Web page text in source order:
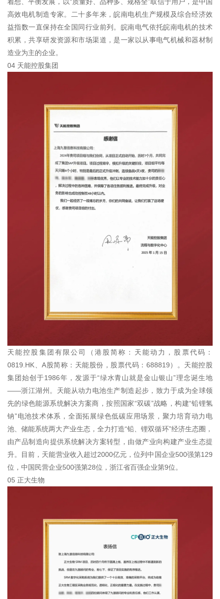
高效电机制造专家。二十多年来，皖南电机生产规模及综合经济效
益指数一直保持在全国同行业前列。皖南电气依托皖南电机的技术
积累，共享研发资源和市场渠道，是一家以从事电气机械和器材制
造业为主的企业。
04 天能控股集团
天能控股集团有限公司（港股简称：天能动力，股票代码：
0819.HK、A股简称：天能股份，股票代码：688819）。天能控股
集团始创于1986年，发源于“绿水青山就是金山银山”理念诞生地
——浙江湖州。天能从动力电池生产制造起步，致力于成为全球领
先的绿色能源系统解决方案商，按照国家“双碳”战略，构建“铅锂氢
钠”电池技术体系，全面拓展绿色低碳应用场景，聚力培育动力电
池、储能系统两大产业生态，全力打造“铅、锂双循环”经济生态圈，
由产品制造向提供系统解决方案转型，由做产业向构建产业生态提
升。目前，天能营业收入超过2000亿元，位列中国企业500强第129
位，中国民营企业500强第28位，浙江省百强企业第9位。
05 正大生物